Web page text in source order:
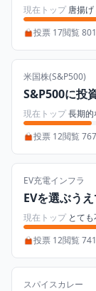
現在トップ 唐揚
投票 17閲覧 801
米国株(S&P500)
S&P500に投
現在トップ長期
投票 12閲覧 767
EV充電インフラ
EVを選ぶう
現在トップ とて
投票 12閲覧 741
スパイスカレー